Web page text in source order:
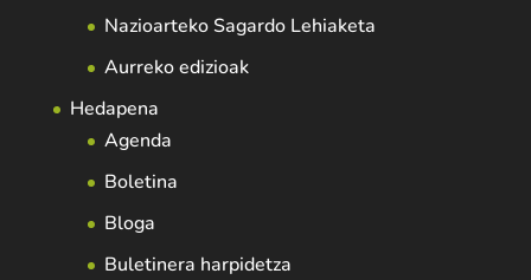
Nazioarteko Sagardo Lehiaketa
Aurreko edizioak
Hedapena
Agenda
Boletina
Bloga
Buletinera harpidetza